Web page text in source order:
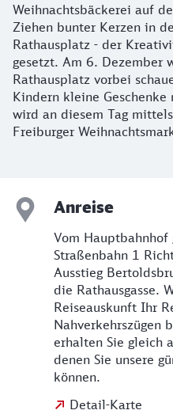
Weihnachtsbäckerei auf
Ziehen bunter Kerzen in
Rathausplatz - der
gesetzt. Am 6. Dezember
Rathausplatz vorbei
Kindern kleine
wird an diesem Tag
Freiburger
Anreise
Vom
Straßenbahn 1
Ausstieg
die Rathausgasse.
Reiseauskunft Ihr
Nahverkehrszügen
erhalten Sie gleich
denen Sie unsere
können.
Detail-Karte